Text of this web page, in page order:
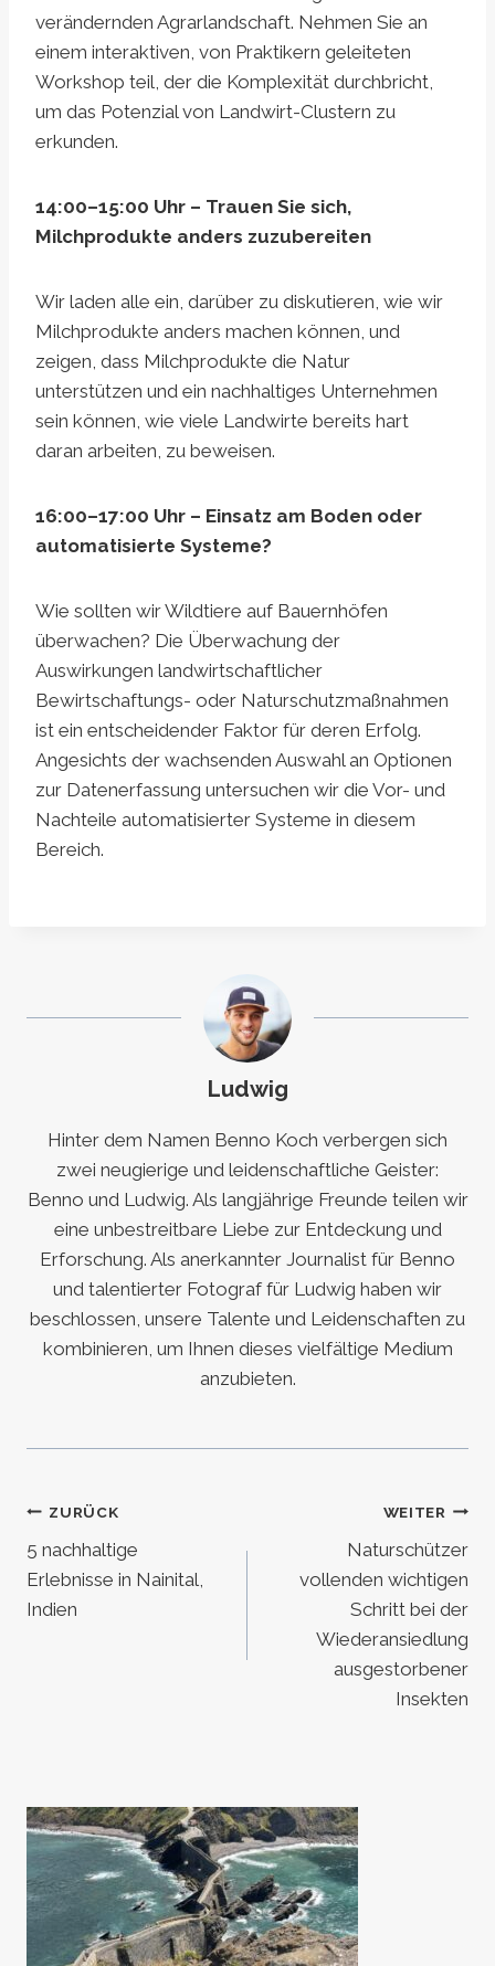
verändernden Agrarlandschaft. Nehmen Sie an
einem interaktiven, von Praktikern geleiteten
Workshop teil, der die Komplexität durchbricht,
um das Potenzial von Landwirt-Clustern zu
erkunden.
14:00–15:00 Uhr – Trauen Sie sich,
Milchprodukte anders zuzubereiten
Wir laden alle ein, darüber zu diskutieren, wie wir
Milchprodukte anders machen können, und
zeigen, dass Milchprodukte die Natur
unterstützen und ein nachhaltiges Unternehmen
sein können, wie viele Landwirte bereits hart
daran arbeiten, zu beweisen.
16:00–17:00 Uhr – Einsatz am Boden oder
automatisierte Systeme?
Wie sollten wir Wildtiere auf Bauernhöfen
überwachen? Die Überwachung der
Auswirkungen landwirtschaftlicher
Bewirtschaftungs- oder Naturschutzmaßnahmen
ist ein entscheidender Faktor für deren Erfolg.
Angesichts der wachsenden Auswahl an Optionen
zur Datenerfassung untersuchen wir die Vor- und
Nachteile automatisierter Systeme in diesem
Bereich.
Ludwig
Hinter dem Namen Benno Koch verbergen sich
zwei neugierige und leidenschaftliche Geister:
Benno und Ludwig. Als langjährige Freunde teilen wir
eine unbestreitbare Liebe zur Entdeckung und
Erforschung. Als anerkannter Journalist für Benno
und talentierter Fotograf für Ludwig haben wir
beschlossen, unsere Talente und Leidenschaften zu
kombinieren, um Ihnen dieses vielfältige Medium
anzubieten.
Beitragsnavigation
ZURÜCK
5 nachhaltige
Erlebnisse in Nainital,
Indien
WEITER
Naturschützer
vollenden wichtigen
Schritt bei der
Wiederansiedlung
ausgestorbener
Insekten